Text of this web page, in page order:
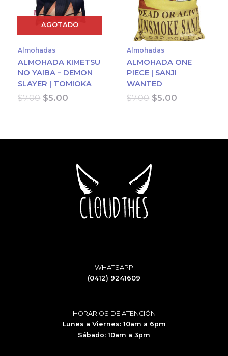
AGOTADO
Almohadas
ALMOHADA KIMETSU
NO YAIBA – DEMON
SLAYER | TOMIOKA
$7.00 Original
$5.00
Almohadas
ALMOHADA ONE
PIECE | SANJI
WANTED
$7.00 Original
$5.00
WHATSAPP
(0412) 9241609
HORARIOS DE ATENCIÓN
Lunes a Viernes: 10am a 6pm
Sábado: 10am a 3pm